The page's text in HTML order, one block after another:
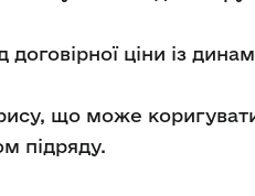
ціни із
що може
підряду.